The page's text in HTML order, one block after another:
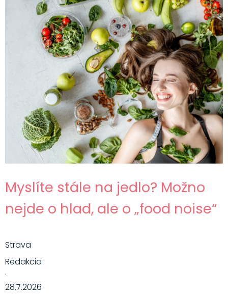
Myslíte stále na jedlo? Možno
nejde o hlad, ale o „food noise“
Strava
Redakcia
·
28.7.2026